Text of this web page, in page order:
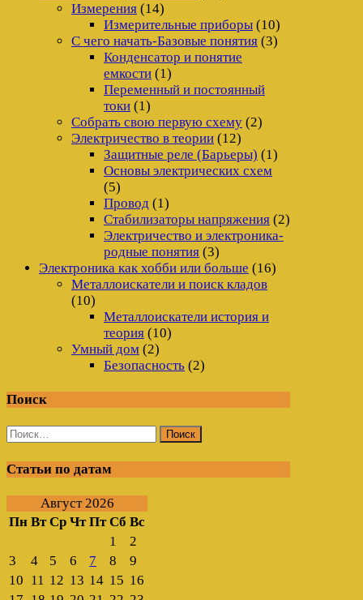
Измерения (14)
Измерительные приборы (10)
С чего начать-Базовые понятия (3)
Конденсатор и понятие
емкости (1)
Переменный и постоянный
токи (1)
Собрать свою первую схему (2)
Электричество в теории (12)
Защитные реле (Барьеры) (1)
Основы электрических схем
(5)
Провод (1)
Стабилизаторы напряжения (2)
Электричество и электроника-
родные понятия (3)
Электроника как хобби или больше (16)
Металлоискатели и поиск кладов
(10)
Металлоискатели история и
теория (10)
Умный дом (2)
Безопасность (2)
Поиск
Найти:
Статьи по датам
Август 2026
Пн Вт Ср Чт Пт Сб Вс
1
2
3
4 5 6 7 8
9
10 11 12 13 14 15 16